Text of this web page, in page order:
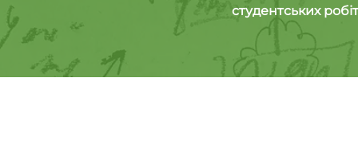
студентських робіт